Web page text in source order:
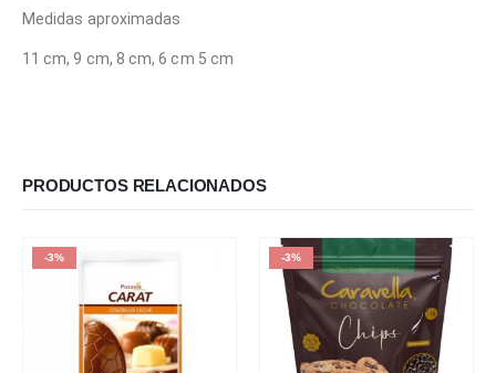
Medidas aproximadas
11 cm, 9 cm, 8 cm, 6 cm 5 cm
PRODUCTOS RELACIONADOS
-3% -3%